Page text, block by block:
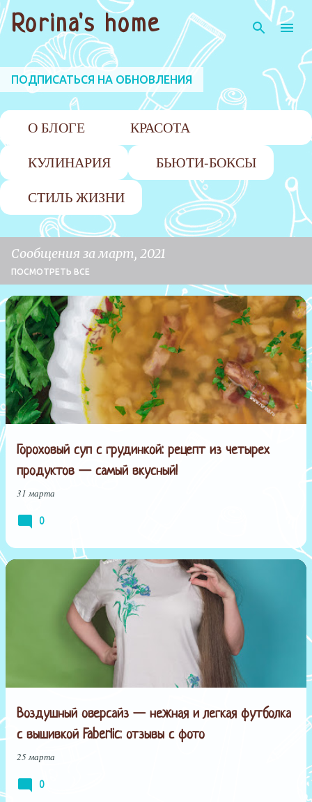
К основному контенту
Rorina's home
ПОДПИСАТЬСЯ НА ОБНОВЛЕНИЯ
О БЛОГЕ
КРАСОТА
КУЛИНАРИЯ
БЬЮТИ-БОКСЫ
СТИЛЬ ЖИЗНИ
Сообщения за март, 2021
ПОСМОТРЕТЬ ВСЕ
С
о
о
б
щ
е
н
и
Гороховый суп с грудинкой: рецепт из четырех
продуктов — самый вкусный!
31 марта
0
Воздушный оверсайз — нежная и легкая футболка
с вышивкой Faberlic: отзывы с фото
25 марта
0